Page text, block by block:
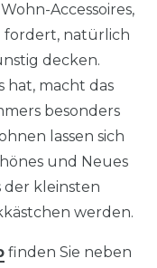
Accessoires,
fordert, natürlich
decken.
hat, macht das
besonders
lassen sich
und Neues
der kleinsten
werden.
finden Sie neben